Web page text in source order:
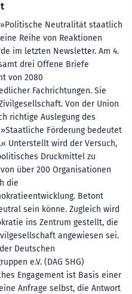
Neutralität staatlich
Reihe von Reaktionen
im letzten Newsletter. Am 4.
drei Offene Briefe
von 2080
Fachrichtungen. Sie
Von der Union
richtige Auslegung des
Förderung bedeutet
Unterstellt wird der Versuch,
Druckmittel zu
über 200 Organisationen
die
Betont
sein könne. Zugleich wird
ins Zentrum gestellt, die
angewiesen sei.
Deutschen
e.V. (DAG SHG)
Engagement ist Basis einer
Anfrage selbst, die Antwort